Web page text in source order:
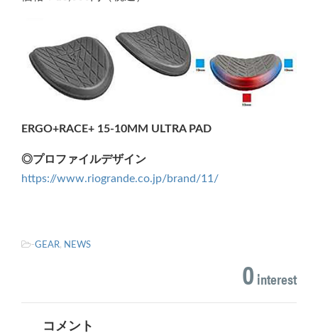
ERGO+RACE+ 15-10MM ULTRA PAD
◎プロファイルデザイン
https://www.riogrande.co.jp/brand/11/
-GEAR, NEWS
0 interest
コメント